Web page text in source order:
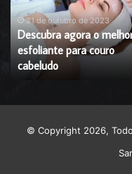
melhor
esfoliante
para
couro
cabeludo
21 de outubro de 2023
Descubra agora o
esfoliante para couro
cabeludo
© Copyright 2026,